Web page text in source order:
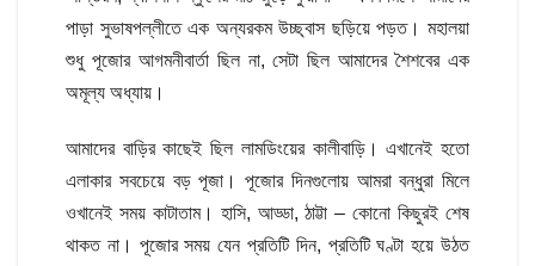
পাড়া সুভাষপল্লীতে এক অন্যরকম উচ্ছ্বাস ছড়িয়ে পড়ত। মহালয়া
শুধু পূজোর আগমনীবার্তা ছিল না, সেটা ছিল আমাদের শৈশবের এক
অমূল্য অধ্যায়।
আমাদের বাড়ির কাছেই ছিল লামডিংয়ের কালীবাড়ি। এখানেই হতো
এলাকার সবচেয়ে বড় পূজা। পূজোর দিনগুলোয় আমরা বন্ধুরা মিলে
ওখানেই সময় কাটাতাম। হাসি, আড্ডা, ঠাট্টা – কোনো কিছুরই শেষ
থাকত না। পূজোর সময় যেন প্রতিটি দিন, প্রতিটি ঘণ্টা হয়ে উঠত